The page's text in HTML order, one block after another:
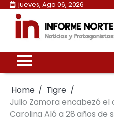
Skip
content
jueves, Ago 06, 2026
Home
Tigre
Julio Zamora encabezó
Carolina Aló a 28 años de